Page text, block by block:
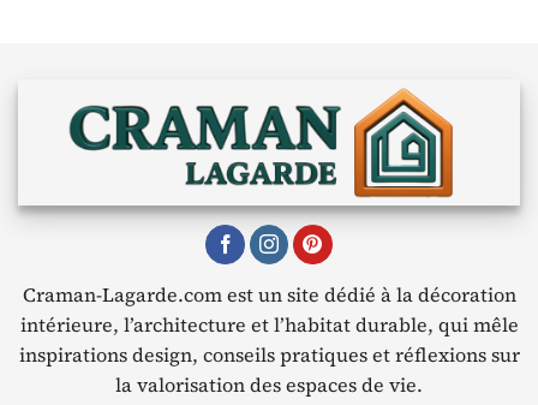
Craman-Lagarde.com est un site dédié à la décoration
intérieure, l’architecture et l’habitat durable, qui mêle
inspirations design, conseils pratiques et réflexions sur
la valorisation des espaces de vie.